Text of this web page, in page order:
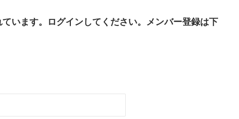
います。ログインしてください。メンバー登録は下